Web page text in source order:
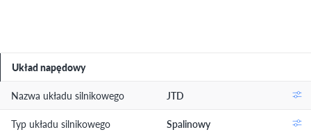
Układ napędowy
Nazwa układu silnikowego JTD
Typ układu silnikowego Spalinowy